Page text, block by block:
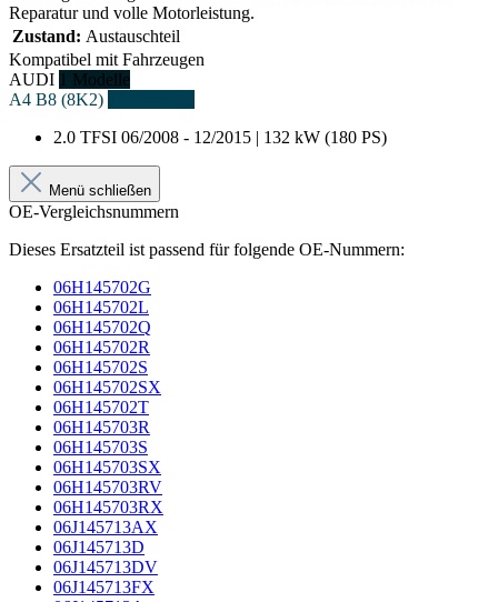
Reparatur und volle Motorleistung.
Zustand: Austauschteil
Kompatibel mit Fahrzeugen
AUDI 1 Modelle
A4 B8 (8K2)
2.0 TFSI 06/2008 - 12/2015 | 132 kW (180 PS)
Menü schließen
OE-Vergleichsnummern
Dieses Ersatzteil ist passend für folgende OE-Nummern:
06H145702G
06H145702L
06H145702Q
06H145702R
06H145702S
06H145702SX
06H145702T
06H145703R
06H145703S
06H145703SX
06H145703RV
06H145703RX
06J145713AX
06J145713D
06J145713DV
06J145713FX